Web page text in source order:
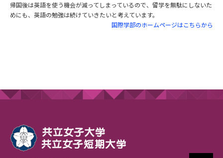
帰国後は英語を使う機会が減ってしまっているので、留学を無駄にしないた
めにも、英語の勉強は続けていきたいと考えています。
国際学部のホームページはこちらから